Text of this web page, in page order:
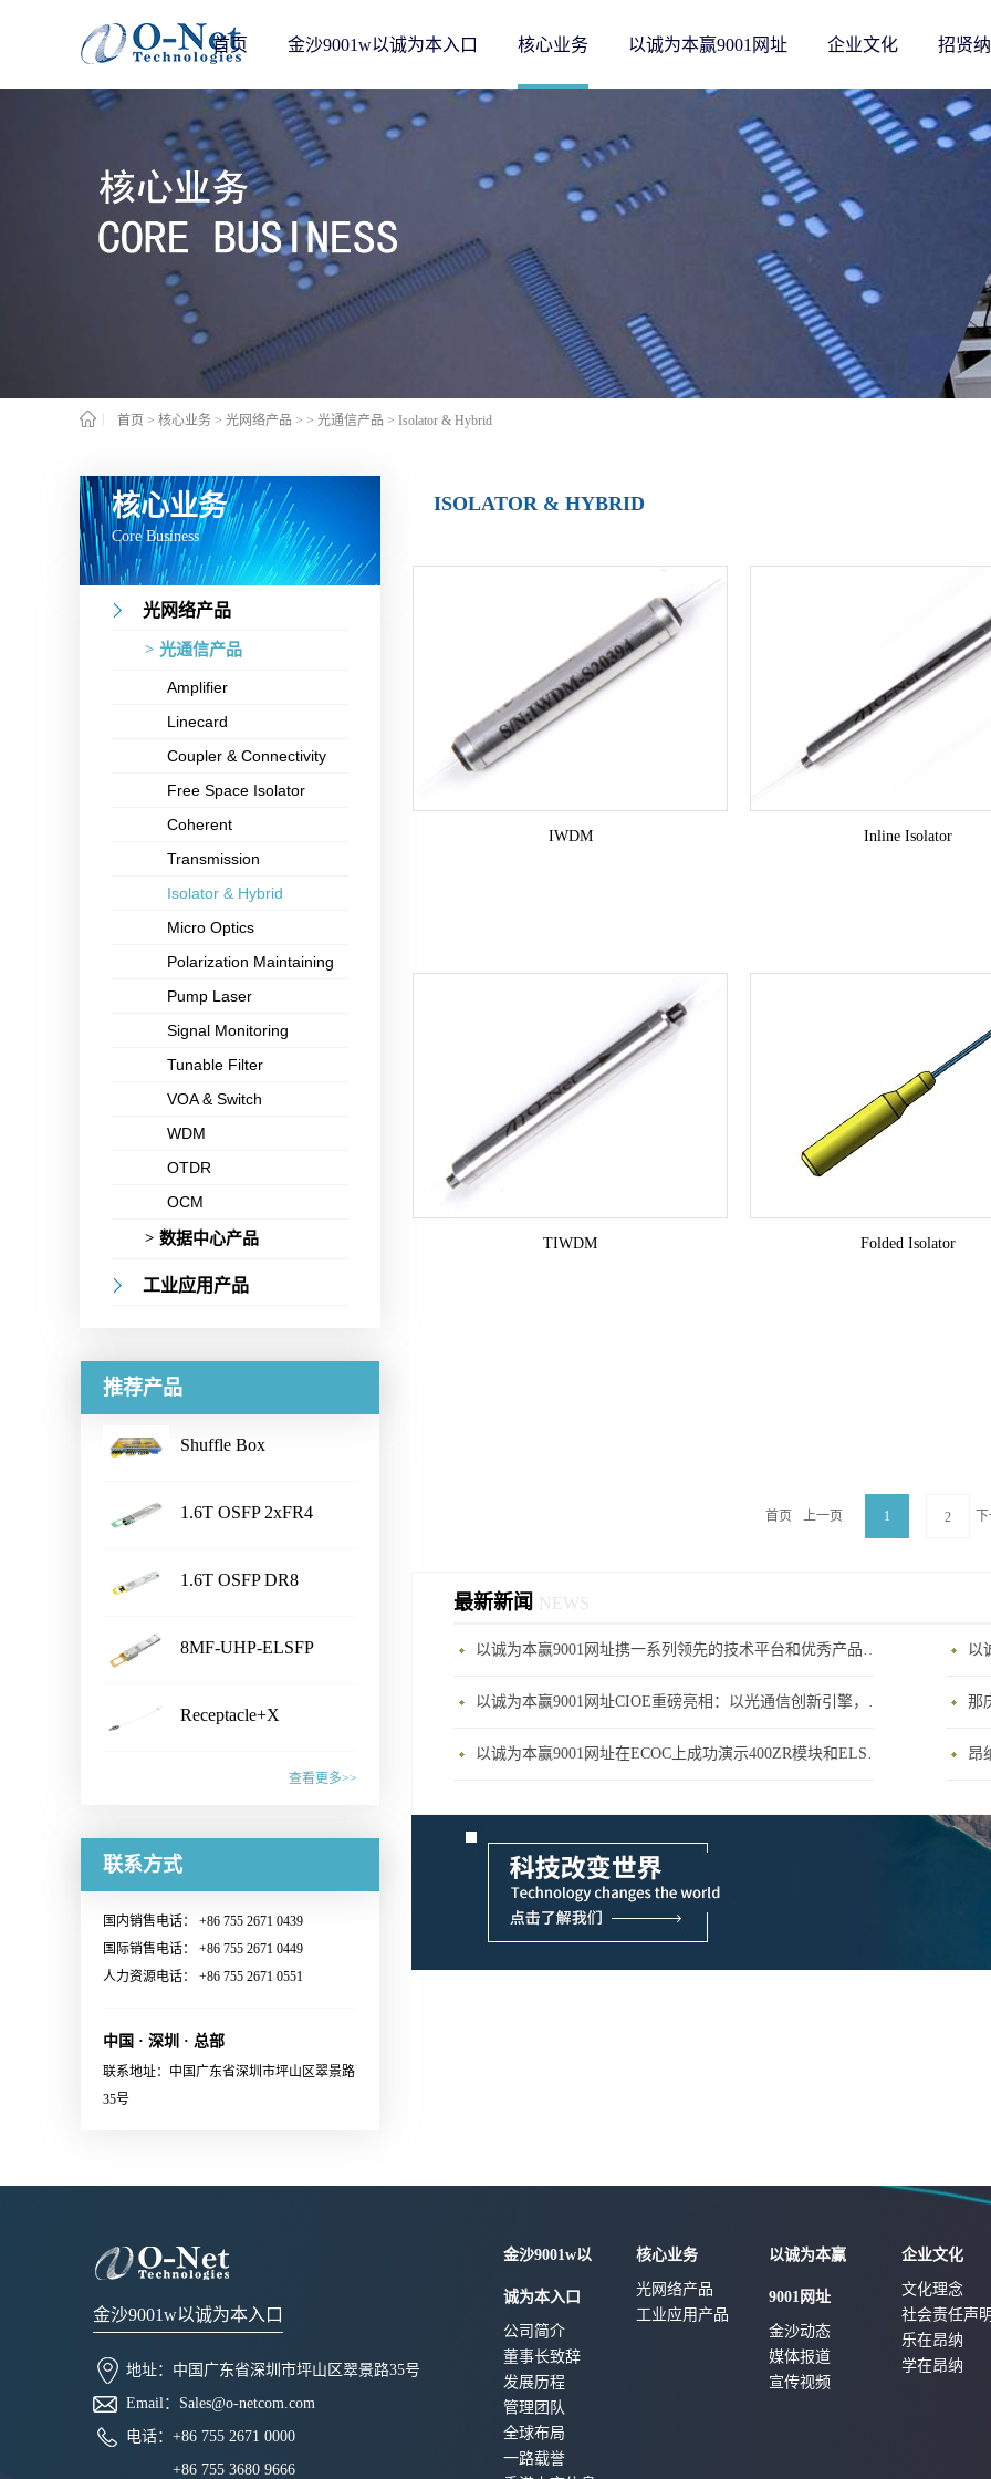
首页 金沙9001w以诚为本入口 核心业务 以诚为本赢9001网址 企业文化 招贤
首页 > 核心业务 > 光网络产品 > > 光通信产品 > Isolator & Hybrid
核心业务
Core Business
光网络产品
> 光通信产品
Amplifier
Linecard
Coupler & Connectivity
Free Space Isolator
Coherent
Transmission
Isolator & Hybrid
Micro Optics
Polarization Maintaining
Pump Laser
Signal Monitoring
Tunable Filter
VOA & Switch
WDM
OTDR
OCM
> 数据中心产品
工业应用产品
推荐产品
Shuffle Box
Chassis Size：1U/2U/3U/4U/
LC /CS /SN /MPO /MMC /SN-
with smaller wiring space· Fiber
Aluminum alloy/ Zn-plate/
围· Datacenter· CPO Integrated
Switching System· Ultra-large-
scale AI GPU computing cluster·
High-performance Computing
(HPC) Supercomputing Center联
系销售，获取更多信息：
1.6T OSFP 2xFR4
Transceiver产品特性·
MSA compliant· CMIS5.2
多信息：Sales@o-netcom.com
1.6T OSFP DR8
Transceiver产品特性·
MSA compliant· CMIS 5.2
Dual MPO-12 or MPO-16应用
范围· 1.6T Ethernet Link联系销
售，获取更多信息：Sales@o-
netcom.com
8MF-UHP-ELSFP
Continuous Wave (CW) lasers·
channel· Low power
consumption· Build in blind mate
optical and electrical connectors·
connector· System and eye safety
support· Single 3.3V power
Receptacle+X
性· Pull force 1-3N or
customer · Wiggle test comply
with IEC and Cisco
standard· Various types of
· Datacenter · EDFA· Coherent
communication module 联系销
查看更多>>
联系方式
国内销售电话： +86 755 2671 0439
国际销售电话： +86 755 2671 0449
人力资源电话： +86 755 2671 0551
中国 · 深圳 · 总部
联系地址：中国广东省深圳市坪山区翠景路
35号
ISOLATOR & HYBRID
IWDM Inline Isolator
TIWDM Folded Isolator
首页 上一页 1 2
最新新闻 NEWS
以诚为本赢9001网址携一系列领先的技术平台和优秀产品参展2024年CIOE展会 以
以诚为本赢9001网址CIOE重磅亮相：以光通信创新引擎，驱动AI与算力互联新时代 那
以诚为本赢9001网址在ECOC上成功演示400ZR模块和ELSFP模块
金沙9001w以诚为本入口
地址： 中国广东省深圳市坪山区翠景路35号
Email： Sales@o-netcom.com
电话： +86 755 2671 0000
+86 755 3680 9666
金沙9001w以
诚为本入口
公司简介
董事长致辞
发展历程
管理团队
全球布局
一路载誉
核心业务
光网络产品
工业应用产品
以诚为本赢
9001网址
金沙动态
媒体报道
宣传视频
企业文化
文化理念
社会责任声
乐在昂纳
学在昂纳